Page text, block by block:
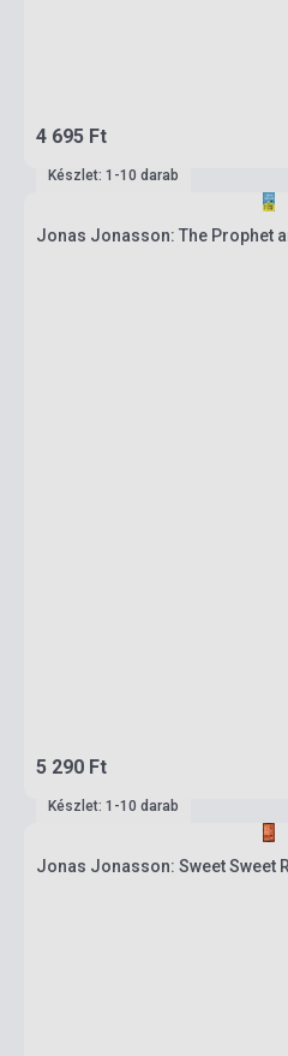
4 695 Ft
Készlet: 1-10 darab
Jonas Jonasson: The Prophet
5 290 Ft
Készlet: 1-10 darab
Jonas Jonasson: Sweet Sweet